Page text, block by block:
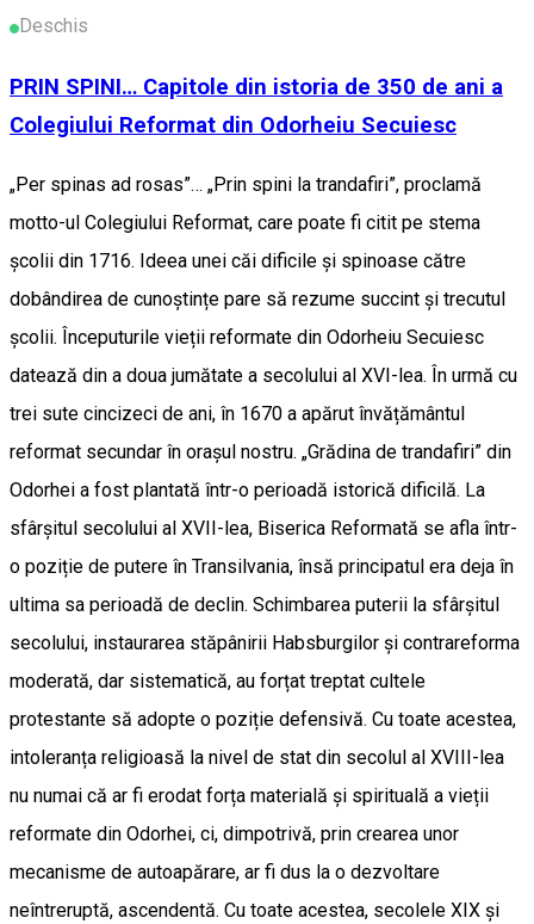
Deschis
PRIN SPINI… Capitole din istoria de 350 de ani a
Colegiului Reformat din Odorheiu Secuiesc
„Per spinas ad rosas”… „Prin spini la trandafiri”, proclamă
motto-ul Colegiului Reformat, care poate fi citit pe stema
școlii din 1716. Ideea unei căi dificile și spinoase către
dobândirea de cunoștințe pare să rezume succint și trecutul
școlii. Începuturile vieții reformate din Odorheiu Secuiesc
datează din a doua jumătate a secolului al XVI-lea. În urmă cu
trei sute cincizeci de ani, în 1670 a apărut învățământul
reformat secundar în orașul nostru. „Grădina de trandafiri” din
Odorhei a fost plantată într-o perioadă istorică dificilă. La
sfârșitul secolului al XVII-lea, Biserica Reformată se afla într-
o poziție de putere în Transilvania, însă principatul era deja în
ultima sa perioadă de declin. Schimbarea puterii la sfârșitul
secolului, instaurarea stăpânirii Habsburgilor și contrareforma
moderată, dar sistematică, au forțat treptat cultele
protestante să adopte o poziție defensivă. Cu toate acestea,
intoleranța religioasă la nivel de stat din secolul al XVIII-lea
nu numai că ar fi erodat forța materială și spirituală a vieții
reformate din Odorhei, ci, dimpotrivă, prin crearea unor
mecanisme de autoapărare, ar fi dus la o dezvoltare
neîntreruptă, ascendentă. Cu toate acestea, secolele XIX și